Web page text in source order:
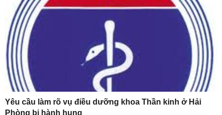
Yêu cầu làm rõ vụ điều dưỡng khoa Thần kinh ở Hải
Phòng bị hành hung